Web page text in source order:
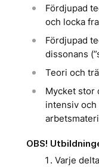
Fördjupad
och locka
Fördjupad
dissonans
Teori och
Mycket stor
intensiv
OBS!
Varje